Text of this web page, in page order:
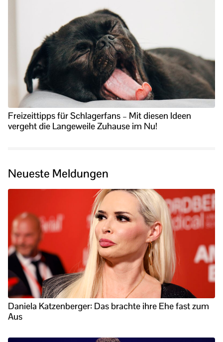
Freizeittipps für Schlagerfans – Mit diesen Ideen
vergeht die Langeweile Zuhause im Nu!
Neueste Meldungen
Daniela Katzenberger: Das brachte ihre Ehe fast zum
Aus